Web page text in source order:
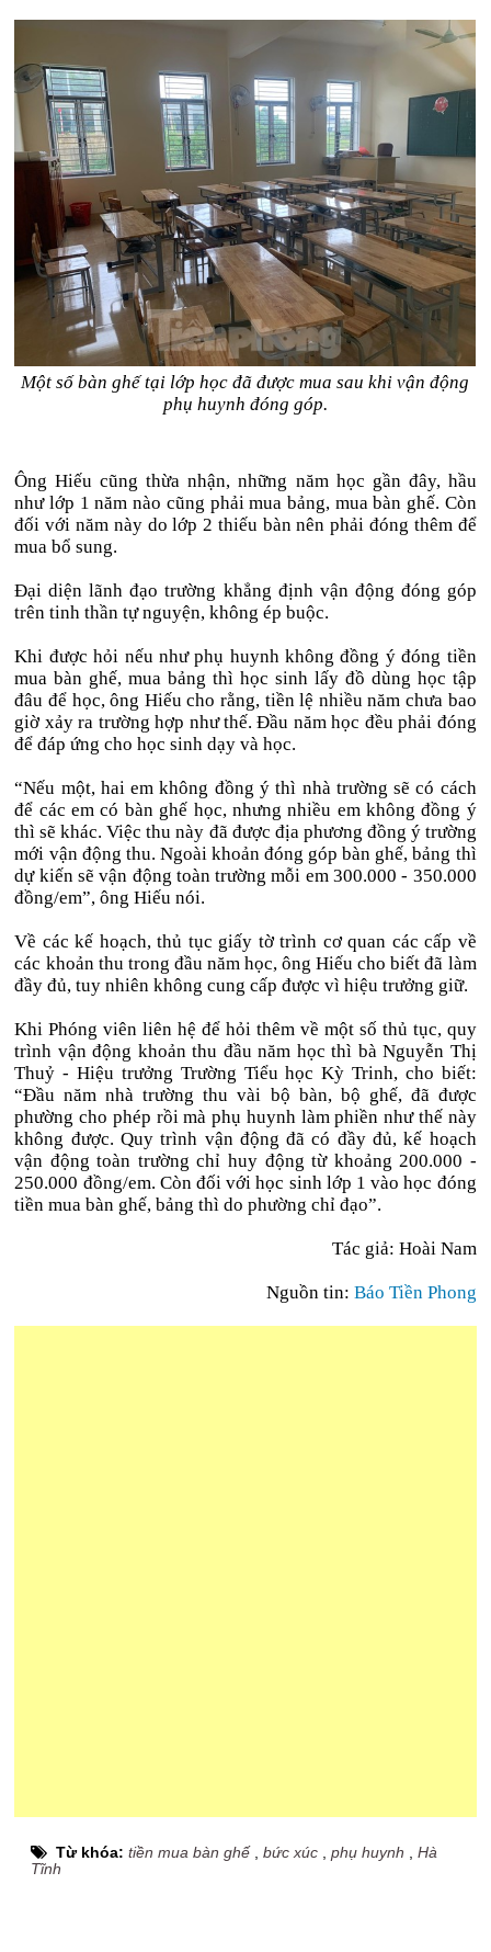
Một số bàn ghế tại lớp học đã được mua sau khi vận động
phụ huynh đóng góp.
Ông Hiếu cũng thừa nhận, những năm học gần đây, hầu
như lớp 1 năm nào cũng phải mua bảng, mua bàn ghế. Còn
đối với năm này do lớp 2 thiếu bàn nên phải đóng thêm để
mua bổ sung.
Đại diện lãnh đạo trường khẳng định vận động đóng góp
trên tinh thần tự nguyện, không ép buộc.
Khi được hỏi nếu như phụ huynh không đồng ý đóng tiền
mua bàn ghế, mua bảng thì học sinh lấy đồ dùng học tập
đâu để học, ông Hiếu cho rằng, tiền lệ nhiều năm chưa bao
giờ xảy ra trường hợp như thế. Đầu năm học đều phải đóng
để đáp ứng cho học sinh dạy và học.
“Nếu một, hai em không đồng ý thì nhà trường sẽ có cách
để các em có bàn ghế học, nhưng nhiều em không đồng ý
thì sẽ khác. Việc thu này đã được địa phương đồng ý trường
mới vận động thu. Ngoài khoản đóng góp bàn ghế, bảng thì
dự kiến sẽ vận động toàn trường mỗi em 300.000 - 350.000
đồng/em”, ông Hiếu nói.
Về các kế hoạch, thủ tục giấy tờ trình cơ quan các cấp về
các khoản thu trong đầu năm học, ông Hiếu cho biết đã làm
đầy đủ, tuy nhiên không cung cấp được vì hiệu trưởng giữ.
Khi Phóng viên liên hệ để hỏi thêm về một số thủ tục, quy
trình vận động khoản thu đầu năm học thì bà Nguyễn Thị
Thuỷ - Hiệu trưởng Trường Tiểu học Kỳ Trinh, cho biết:
“Đầu năm nhà trường thu vài bộ bàn, bộ ghế, đã được
phường cho phép rồi mà phụ huynh làm phiền như thế này
không được. Quy trình vận động đã có đầy đủ, kế hoạch
vận động toàn trường chỉ huy động từ khoảng 200.000 -
250.000 đồng/em. Còn đối với học sinh lớp 1 vào học đóng
tiền mua bàn ghế, bảng thì do phường chỉ đạo”.
Tác giả: Hoài Nam
Nguồn tin: Báo Tiền Phong
Từ khóa:tiền mua bàn ghế,bức xúc ,phụ huynh ,Hà
Tĩnh